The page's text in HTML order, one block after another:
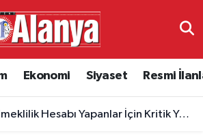
Ekonomi Siyaset Resmi
Hesabı Yapanlar İçin Kritik Yaş Şartları
Vakitleri